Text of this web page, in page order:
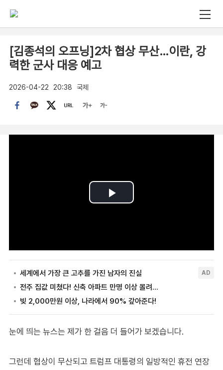
[김종석의 오프닝]2차 협상 무산…이란, 강
력한 군사 대응 예고
2026-04-22 20:38 국제
눈에 띄는 뉴스는 제가 한 걸음 더 들어가 보겠습니다.
그런데 협상이 무산되고 트럼프 대통령의 일방적인 휴전 연장